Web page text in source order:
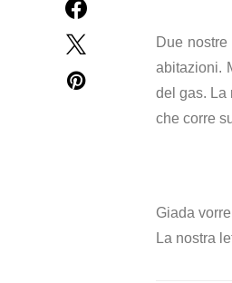
Due
abitazioni.
del gas. La
che corre
Giada
La nostra